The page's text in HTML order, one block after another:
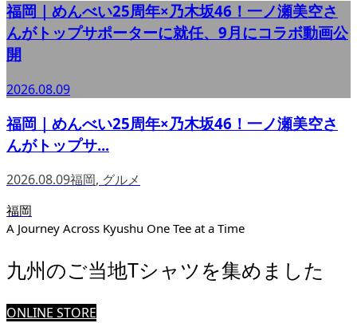
福岡｜めんべい25周年×乃木坂46！一ノ瀬美空さ
んがトップサポーターに就任、9月にコラボ動画公
開
2026.08.09
福岡｜めんべい25周年×乃木坂46！一ノ瀬美空さ
んがトップサ...
2026.08.09福岡, グルメ
福岡
A Journey Across Kyushu One Tee at a Time
九州のご当地Tシャツを集めました
ONLINE STORE